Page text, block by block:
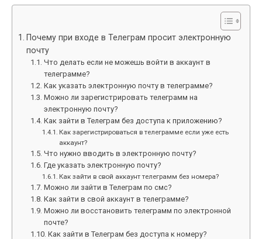
Почему при входе в Телеграм просит электронную
почту
Что делать если не можешь войти в аккаунт в
телеграмме?
Как указать электронную почту в телеграмме?
Можно ли зарегистрировать телеграмм на
электронную почту?
Как зайти в Телеграм без доступа к приложению?
Как зарегистрироваться в телеграмме если уже есть
аккаунт?
Что нужно вводить в электронную почту?
Где указать электронную почту?
Как зайти в свой аккаунт телеграмм без номера?
Можно ли зайти в Телеграм по смс?
Как зайти в свой аккаунт в телеграмме?
Можно ли восстановить телеграмм по электронной
почте?
Как зайти в Телеграм без доступа к номеру?